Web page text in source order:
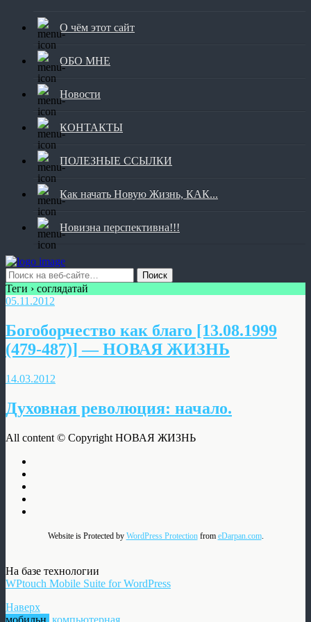
О чём этот сайт
ОБО МНЕ
Новости
КОНТАКТЫ
ПОЛЕЗНЫЕ ССЫЛКИ
Как начать Новую Жизнь, КАК...
Новизна перспективна!!!
Теги › соглядатай
05.11.2012
Богоборчество как благо [13.08.1999
(479-487)] — НОВАЯ ЖИЗНЬ
14.03.2012
Духовная революция: начало.
All content © Copyright НОВАЯ ЖИЗНЬ
Website is Protected by WordPress Protectionfrom eDarpan.com.
На базе технологии
WPtouch Mobile Suite for WordPress
Наверх
мобильн. компьютерная